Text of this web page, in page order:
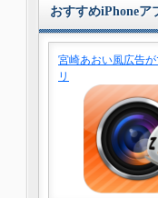
おすすめiPhoneア
宮崎あおい風広告
リ